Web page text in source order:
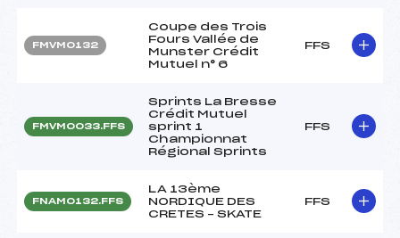
FMVM0132
Coupe des Trois
Fours Vallée de
Munster Crédit
Mutuel n° 6
FFS
FMVM0033.FFS
Sprints La Bresse
Crédit Mutuel
sprint 1
Championnat
Régional Sprints
FFS
FNAM0132.FFS
LA 13ème
NORDIQUE DES
CRETES – SKATE
FFS